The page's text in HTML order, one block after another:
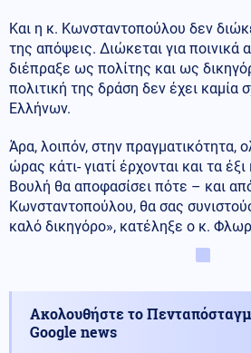
Και η κ. Κωνσταντοπούλου δεν
της απόψεις. Διώκεται για ποινικά
διέπραξε ως πολίτης και ως
πολιτική της δράση δεν έχει
Ελλήνων.
Άρα, λοιπόν, στην πραγματικότητα,
ώρας κάτι- γιατί έρχονται και τα
Βουλή θα αποφασίσει πότε – και
Κωνσταντοπούλου, θα σας
καλό δικηγόρο», κατέληξε ο κ.
Ακολουθήστε το
Google news